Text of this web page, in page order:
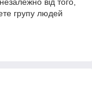
групу людей